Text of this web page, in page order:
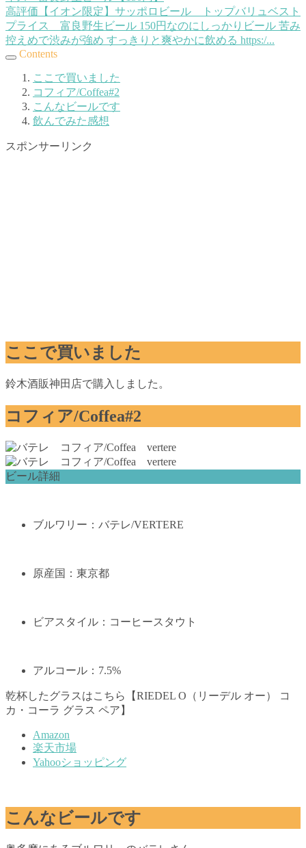
高評価【イオン限定】サッポロビール トップバリュベスト
プライス 富良野生ビール 150円なのにしっかりビール 苦み
控えめで渋みが強め すっきりと爽やかに飲める https:/...
Contents
ここで買いました
コフィア/Coffea#2
こんなビールです
飲んでみた感想
スポンサーリンク
ここで買いました
鈴木酒販神田店で購入しました。
コフィア/Coffea#2
ビール詳細
ブルワリー：バテレ/VERTERE
原産国：東京都
ビアスタイル：コーヒースタウト
アルコール：7.5%
乾杯したグラスはこちら【RIEDEL O（リーデル オー） コ
カ・コーラ グラス ペア】
Amazon
楽天市場
Yahooショッピング
こんなビールです